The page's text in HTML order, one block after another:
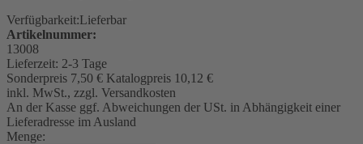
Verfügbarkeit:Lieferbar
Artikelnummer:
13008
Lieferzeit: 2-3 Tage
Sonderpreis 7,50 € Katalogpreis 10,12 €
inkl. MwSt., zzgl. Versandkosten
An der Kasse ggf. Abweichungen der USt. in Abhängigkeit einer
Lieferadresse im Ausland
Menge: